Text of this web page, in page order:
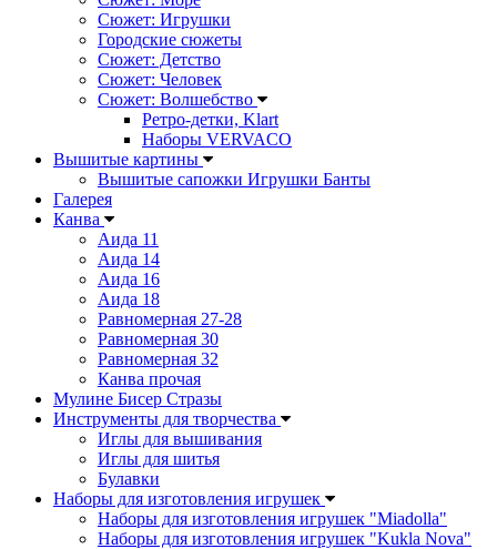
Сюжет: Игрушки
Городские сюжеты
Сюжет: Детство
Сюжет: Человек
Сюжет: Волшебство
Ретро-детки, Klart
Наборы VERVACO
Вышитые картины
Вышитые сапожки Игрушки Банты
Галерея
Канва
Аида 11
Аида 14
Аида 16
Аида 18
Равномерная 27-28
Равномерная 30
Равномерная 32
Канва прочая
Мулине Бисер Стразы
Инструменты для творчества
Иглы для вышивания
Иглы для шитья
Булавки
Наборы для изготовления игрушек
Наборы для изготовления игрушек "Miadolla"
Наборы для изготовления игрушек "Kukla Nova"